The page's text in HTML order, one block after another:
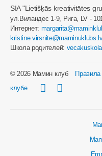
SIA "Lietišķās kreativitātes
ул.Виландес 1-9, Рига, LV -
Интернет:
Школа родителей:
© 2026 Мамин клуб Правила
клубе